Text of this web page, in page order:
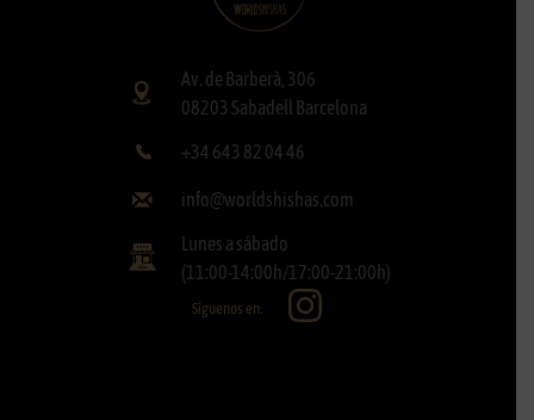
Av. de Barberà, 306
08203 Sabadell Barcelona
+34 643 82 04 46
info@worldshishas.com
Lunes a sábado
(11:00-14:00h/17:00-21:00h)
Síguenos en: